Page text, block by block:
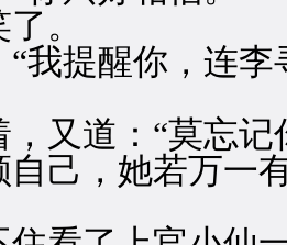
。
提醒你，连李
道：“莫忘记
自己，她若万一